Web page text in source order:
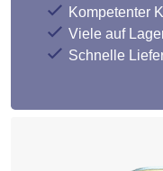
Kompetenter
Viele auf
Schnelle